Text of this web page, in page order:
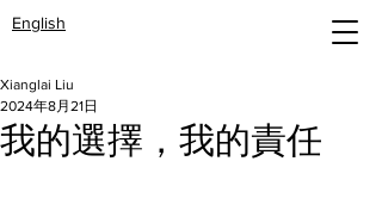
English
我的選擇，我的責任
Xianglai Liu
2024年8月21日